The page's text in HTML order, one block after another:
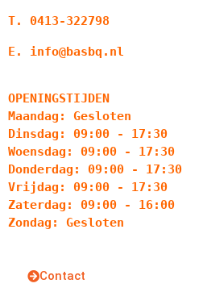
T. 0413-322798
E. info@basbq.nl
OPENINGSTIJDEN
Maandag: Gesloten
Dinsdag: 09:00 - 17:30
Woensdag: 09:00 - 17:30
Donderdag: 09:00 - 17:30
Vrijdag: 09:00 - 17:30
Zaterdag: 09:00 - 16:00
Zondag: Gesloten
Contact